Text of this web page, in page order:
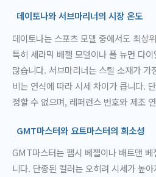
데이토나와 서브마리너의 시장 온도
데이토나는 스포츠 모델 중에서도 최상
특히 세라믹 베젤 모델이나 폴 뉴먼 다
많습니다. 서브마리너는 스틸 소재가 가
비는 연식에 따라 시세 차이가 큽니다.
정할 수 없으며, 레퍼런스 번호와 제조
GMT마스터와 요트마스터의 희소성
GMT마스터는 펩시 베젤이나 배트맨
니다. 단종된 컬러는 오히려 시세가 높